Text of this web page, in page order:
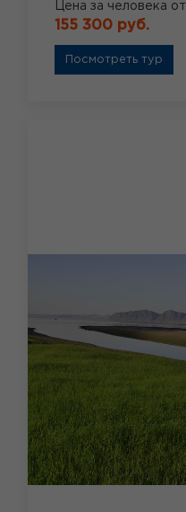
Цена за человека от
155 300 руб.
Посмотреть тур